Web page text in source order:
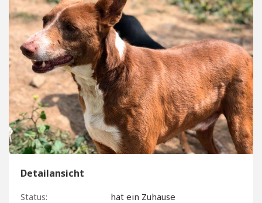
Detailansicht
Status:
hat ein Zuhause